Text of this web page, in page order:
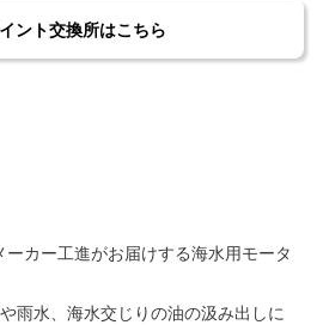
ント交換所はこちら
カー工進がお届けする海水用モータ
雨水、海水交じりの油の汲み出しに